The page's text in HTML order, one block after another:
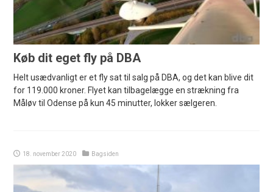
Køb dit eget fly på DBA
Helt usædvanligt er et fly sat til salg på DBA, og det kan blive dit
for 119.000 kroner. Flyet kan tilbagelægge en strækning fra
Måløv til Odense på kun 45 minutter, lokker sælgeren.
18. november 2020 Bagsiden